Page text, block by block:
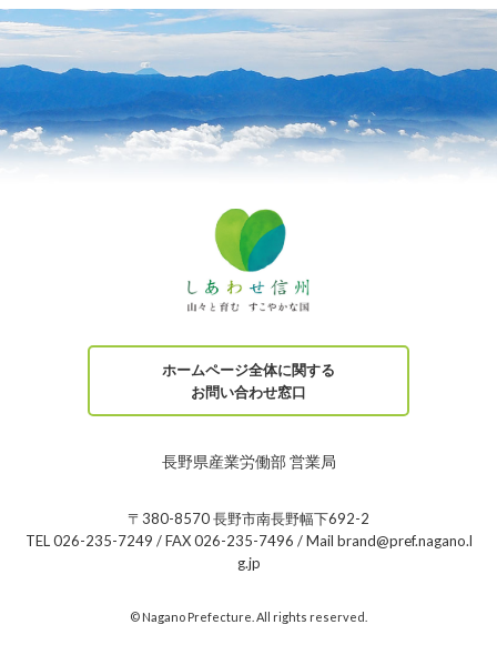
ホームページ全体に関する
お問い合わせ窓口
長野県産業労働部 営業局
〒380-8570 長野市南長野幅下692-2
TEL 026-235-7249 / FAX 026-235-7496 / Mail brand@pref.nagano.l
g.jp
© Nagano Prefecture. All rights reserved.